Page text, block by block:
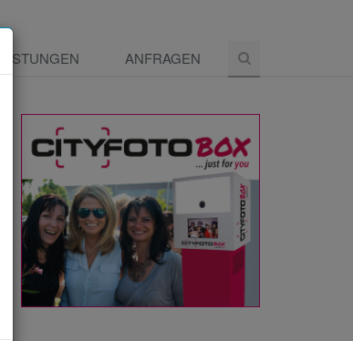
LEISTUNGEN ANFRAGEN